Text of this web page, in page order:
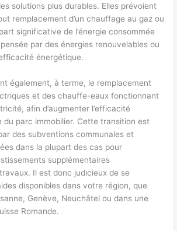
solutions plus durables. Elles prévoient
remplacement d’un chauffage au gaz ou
significative de l’énergie consommée
par des énergies renouvelables ou
énergétique.
également, à terme, le remplacement
et des chauffe-eaux fonctionnant
afin d’augmenter l’efficacité
du parc immobilier. Cette transition est
des subventions communales et
dans la plupart des cas pour
supplémentaires
Il est donc judicieux de se
disponibles dans votre région, que
Genève, Neuchâtel ou dans une
Romande.